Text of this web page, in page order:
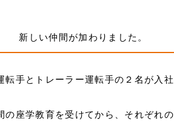
新しい仲間が加わりました。
転手とトレーラー運転手の２名が入社
の座学教育を受けてから、それぞれ